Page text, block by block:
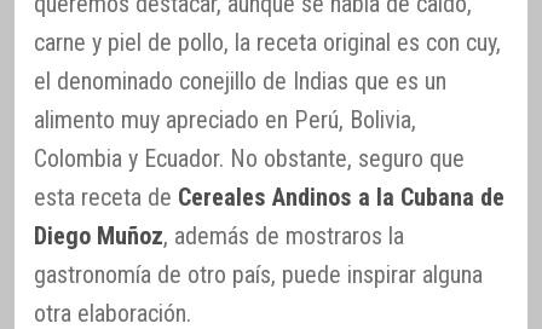
carne y piel de pollo, la receta original es con cuy,
el denominado conejillo de Indias que es un
alimento muy apreciado en Perú, Bolivia,
Colombia y Ecuador. No obstante, seguro que
esta receta de Cereales Andinos a la Cubana de
Diego Muñoz, además de mostraros la
gastronomía de otro país, puede inspirar alguna
otra elaboración.